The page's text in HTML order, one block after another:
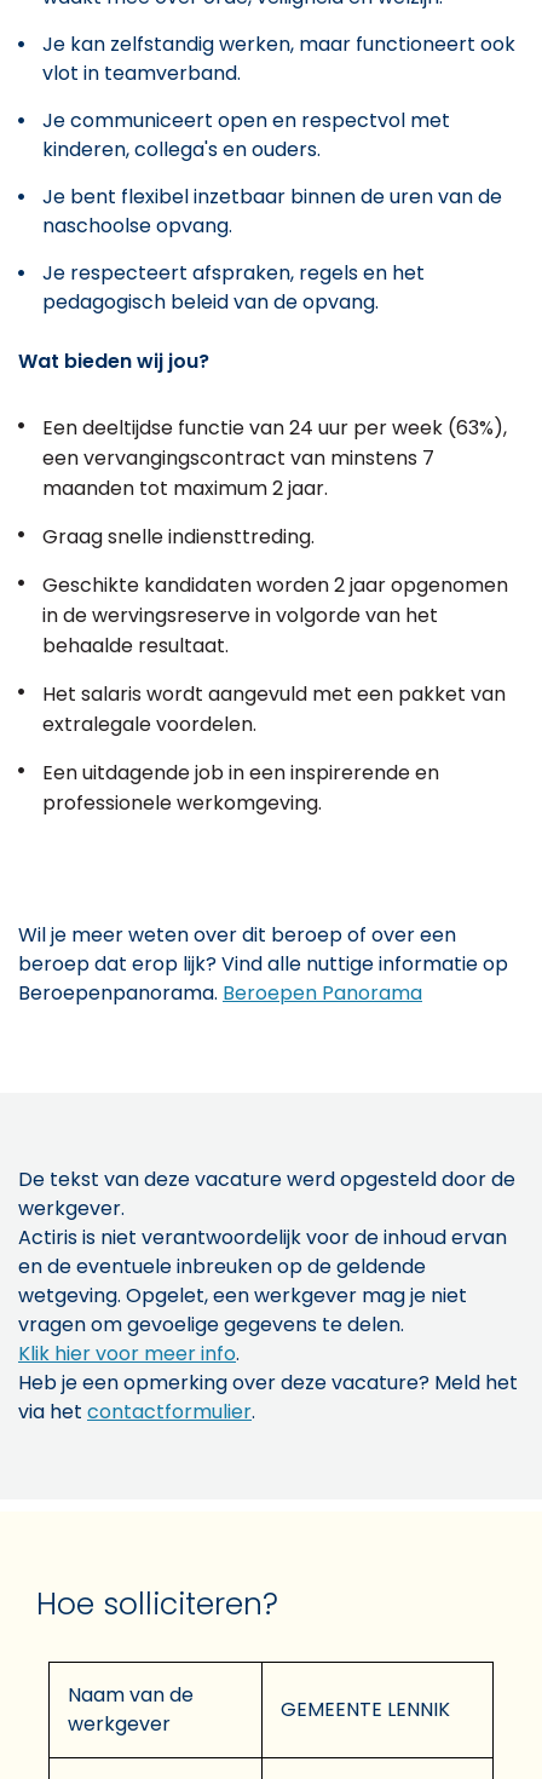
Je kan zelfstandig werken, maar functioneert ook
vlot in teamverband.
Je communiceert open en respectvol met
kinderen, collega's en ouders.
Je bent flexibel inzetbaar binnen de uren van de
naschoolse opvang.
Je respecteert afspraken, regels en het
pedagogisch beleid van de opvang.
Wat bieden wij jou?
Een deeltijdse functie van 24 uur per week (63%),
een vervangingscontract van minstens 7
maanden tot maximum 2 jaar.
Graag snelle indiensttreding.
Geschikte kandidaten worden 2 jaar opgenomen
in de wervingsreserve in volgorde van het
behaalde resultaat.
Het salaris wordt aangevuld met een pakket van
extralegale voordelen.
Een uitdagende job in een inspirerende en
professionele werkomgeving.
Wil je meer weten over dit beroep of over een
beroep dat erop lijk? Vind alle nuttige informatie op
Beroepenpanorama. Beroepen Panorama
De tekst van deze vacature werd opgesteld door de
werkgever.
Actiris is niet verantwoordelijk voor de inhoud ervan
en de eventuele inbreuken op de geldende
wetgeving. Opgelet, een werkgever mag je niet
vragen om gevoelige gegevens te delen.
Klik hier voor meer info.
Heb je een opmerking over deze vacature? Meld het
via het contactformulier.
Hoe solliciteren?
Naam van de
werkgever
GEMEENTE LENNIK